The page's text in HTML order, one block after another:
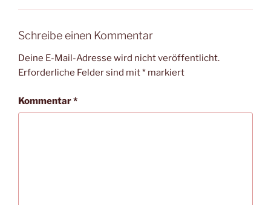
Schreibe einen Kommentar
Deine E-Mail-Adresse wird nicht veröffentlicht.
Erforderliche Felder sind mit* markiert
Kommentar*